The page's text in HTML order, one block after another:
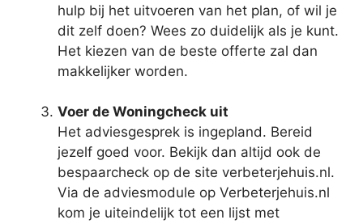
hulp bij het uitvoeren van het plan, of wil je
dit zelf doen? Wees zo duidelijk als je kunt.
Het kiezen van de beste offerte zal dan
makkelijker worden.
Voer de Woningcheck uit
Het adviesgesprek is ingepland. Bereid
jezelf goed voor. Bekijk dan altijd ook de
bespaarcheck op de site verbeterjehuis.nl.
Via de adviesmodule op Verbeterjehuis.nl
kom je uiteindelijk tot een lijst met